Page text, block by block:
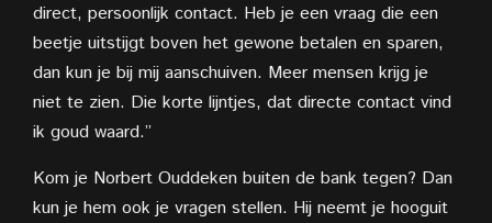
direct, persoonlijk contact. Heb je een vraag die een
beetje uitstijgt boven het gewone betalen en sparen,
dan kun je bij mij aanschuiven. Meer mensen krijg je
niet te zien. Die korte lijntjes, dat directe contact vind
ik goud waard.”
Kom je Norbert Ouddeken buiten de bank tegen? Dan
kun je hem ook je vragen stellen. Hij neemt je hooguit